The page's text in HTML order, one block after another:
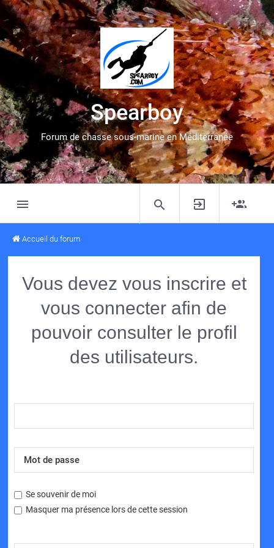
Spearboy
Forum de chasse sous-marine en Méditerranée
Accueil du forum
Vous devez vous inscrire et
vous connecter afin de
pouvoir consulter le profil
des utilisateurs.
Se souvenir de moi
Masquer ma présence lors de cette session